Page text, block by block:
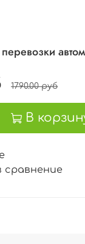
1790.00 руб
В
сравнение